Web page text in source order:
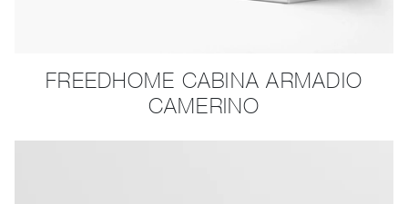
FREEDHOME CABINA ARMADIO
CAMERINO